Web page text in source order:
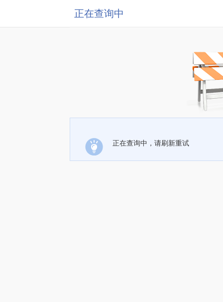
正在查询中
正在查询中，请刷新重试